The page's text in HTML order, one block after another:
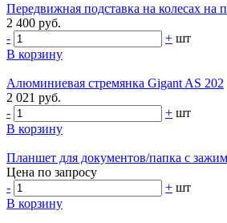
Передвижная подставка на колесах на
2 400 руб.
-
+ шт
В корзину
Алюминиевая стремянка Gigant AS 202
2 021 руб.
-
+ шт
В корзину
Планшет для документов/папка с
Цена по запросу
-
+ шт
В корзину